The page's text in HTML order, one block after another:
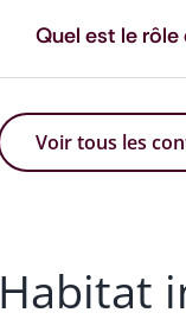
Quel est le
Voir tous les
Habitat